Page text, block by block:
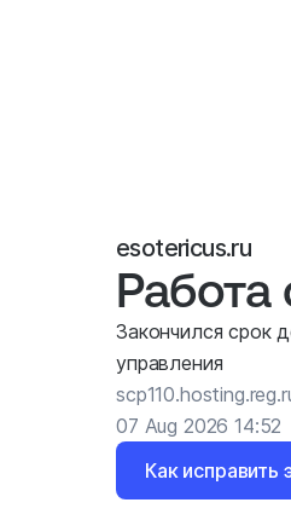
esotericus.ru
Работа
Закончился срок
управления
07 Aug 2026 14:52
Как исправить